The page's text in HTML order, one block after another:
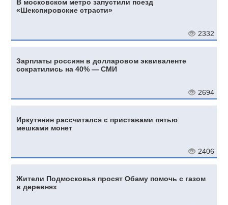
В московском метро запустили поезд
«Шекспировские страсти»
2332
Зарплаты россиян в долларовом эквиваленте
сократились на 40% — СМИ
2694
Иркутянин рассчитался с приставами пятью
мешками монет
2406
Жители Подмосковья просят Обаму помочь с газом
в деревнях